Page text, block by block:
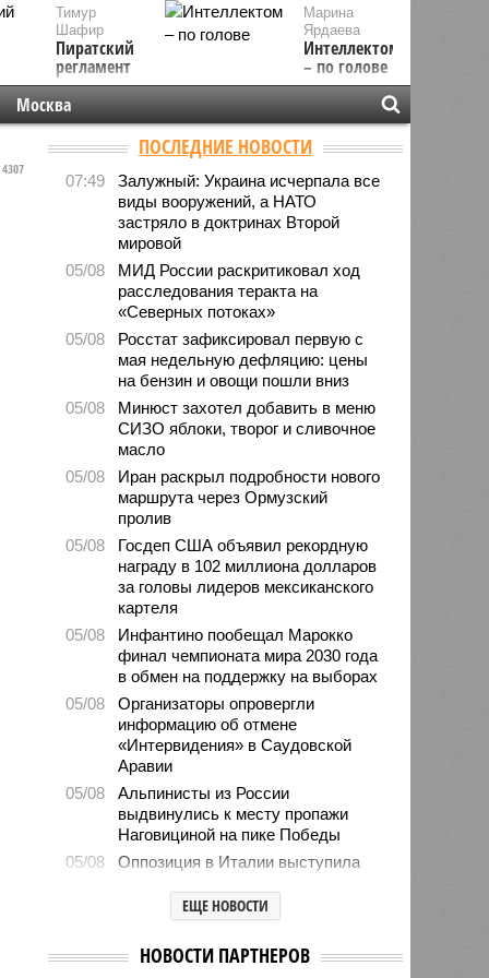
Марина
Ярдаева
Интеллектом
– по голове
Тимур
Шафир
Пиратский
регламент
Москва
4307
ПОСЛЕДНИЕ НОВОСТИ
07:49
Залужный: Украина исчерпала все
виды вооружений, а НАТО
застряло в доктринах Второй
мировой
05/08
МИД России раскритиковал ход
расследования теракта на
«Северных потоках»
05/08
Росстат зафиксировал первую с
мая недельную дефляцию: цены
на бензин и овощи пошли вниз
05/08
Минюст захотел добавить в меню
СИЗО яблоки, творог и сливочное
масло
05/08
Иран раскрыл подробности нового
маршрута через Ормузский
пролив
05/08
Госдеп США объявил рекордную
награду в 102 миллиона долларов
за головы лидеров мексиканского
картеля
05/08
Инфантино пообещал Марокко
финал чемпионата мира 2030 года
в обмен на поддержку на выборах
05/08
Организаторы опровергли
информацию об отмене
«Интервидения» в Саудовской
Аравии
05/08
Альпинисты из России
выдвинулись к месту пропажи
Наговициной на пике Победы
05/08
Оппозиция в Италии выступила
оружия Киеву
«схеме Долиной» квартиру
ЕЩЕ НОВОСТИ
НОВОСТИ ПАРТНЕРОВ